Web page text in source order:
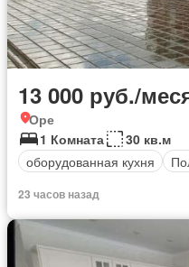
13 000 руб./
Оре
1 Комната
30 кв.м
оборудованная кухня
23 часов назад